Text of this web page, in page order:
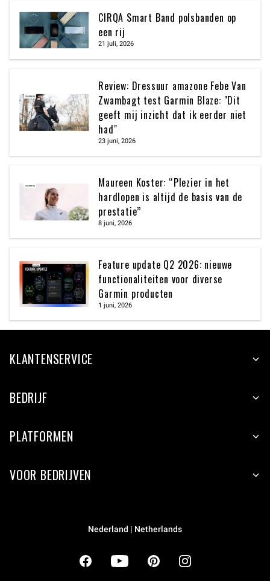
CIRQA Smart Band polsbanden op
een rij
21 juli, 2026
Review: Dressuur amazone Febe Van
Zwambagt test Garmin Blaze: "Dit
geeft mij inzicht dat ik eerder niet
had"
23 juni, 2026
Maureen Koster: “Plezier in het
hardlopen is altijd de basis van de
prestatie”
8 juni, 2026
Feature update Q2 2026: nieuwe
functionaliteiten voor diverse
Garmin producten
1 juni, 2026
KLANTENSERVICE
BEDRIJF
PLATFORMEN
VOOR BEDRIJVEN
Nederland | Netherlands